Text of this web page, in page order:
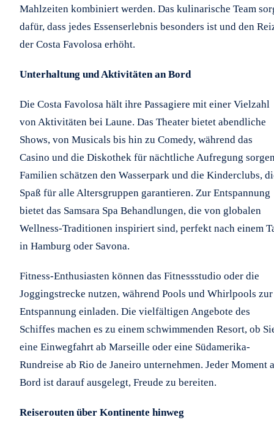
Mahlzeiten kombiniert werden. Das kulinarische Team
dafür, dass jedes Essenserlebnis besonders ist und den
der Costa Favolosa erhöht.
Unterhaltung und Aktivitäten an Bord
Die Costa Favolosa hält ihre Passagiere mit einer Vielzahl
von Aktivitäten bei Laune. Das Theater bietet abendliche
Shows, von Musicals bis hin zu Comedy, während das
Casino und die Diskothek für nächtliche Aufregung
Familien schätzen den Wasserpark und die Kinderclubs,
Spaß für alle Altersgruppen garantieren. Zur Entspannung
bietet das Samsara Spa Behandlungen, die von globalen
Wellness-Traditionen inspiriert sind, perfekt nach einem
in Hamburg oder Savona.
Fitness-Enthusiasten können das Fitnessstudio oder die
Joggingstrecke nutzen, während Pools und Whirlpools zur
Entspannung einladen. Die vielfältigen Angebote des
Schiffes machen es zu einem schwimmenden Resort, ob
eine Einwegfahrt ab Marseille oder eine Südamerika-
Rundreise ab Rio de Janeiro unternehmen. Jeder Moment
Bord ist darauf ausgelegt, Freude zu bereiten.
Reiserouten über Kontinente hinweg